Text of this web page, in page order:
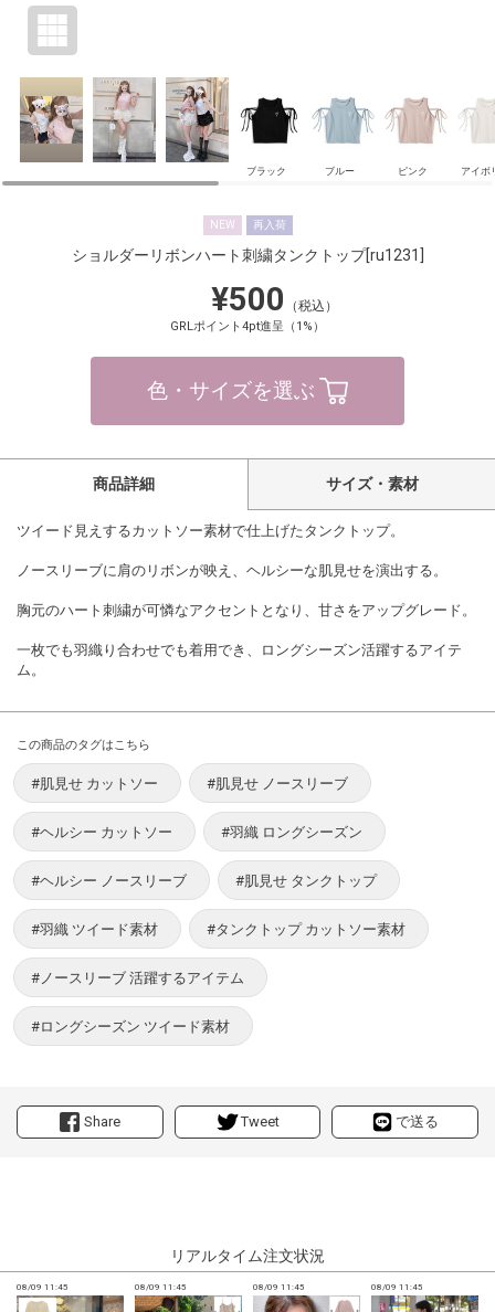
ブラック ブルー ピンク アイボ
NEW 再入荷
ショルダーリボンハート刺繍タンクトップ[ru1231]
¥500 （税込）
GRLポイント4pt進呈（1%）
色・サイズを選ぶ
Share Tweet で送る
商品詳細 サイズ・素材
ツイード見えするカットソー素材で仕上げたタンクトップ。
ノースリーブに肩のリボンが映え、ヘルシーな肌見せを演出する。
胸元のハート刺繍が可憐なアクセントとなり、甘さをアップグレード。
一枚でも羽織り合わせでも着用でき、ロングシーズン活躍するアイテ
ム。
この商品のタグはこちら
#肌見せ カットソー #肌見せ ノースリーブ
#ヘルシー カットソー #羽織 ロングシーズン
#ヘルシー ノースリーブ #肌見せ タンクトップ
#羽織 ツイード素材 #タンクトップ カットソー素材
#ノースリーブ 活躍するアイテム
#ロングシーズン ツイード素材
リアルタイム注文状況
08/09 11:45 08/09 11:45 08/09 11:45 08/09 11:45